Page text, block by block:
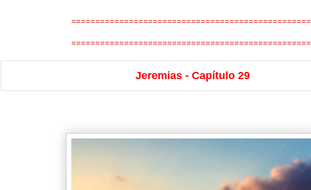
==================================================
==================================================
Jeremias - Capítulo 29